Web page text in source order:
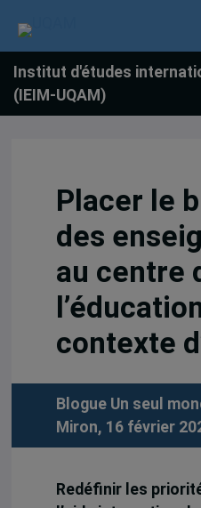
Institut d'études
(IEIM-UQAM)
Placer le
des
au centre
contexte
Blogue Un seul
Miron, 16 février
Redéfinir les